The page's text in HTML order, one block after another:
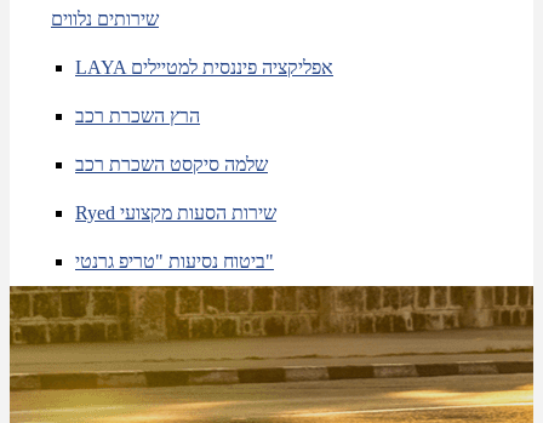
שירותים נלווים
LAYA אפליקציה פיננסית למטיילים
הרץ השכרת רכב
שלמה סיקסט השכרת רכב
Ryed שירות הסעות מקצועי
ביטוח נסיעות "טריפ גרנטי"